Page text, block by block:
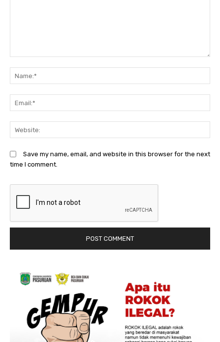
Save my name, email, and website in this browser for the next
time I comment.